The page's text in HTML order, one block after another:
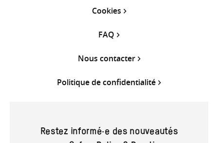
Cookies
FAQ
Nous contacter
Politique de confidentialité
Restez informé·e des nouveautés